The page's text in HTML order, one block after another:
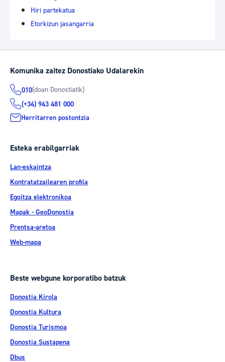
Hiri partekatua
Etorkizun jasangarria
Komunika zaitez Donostiako Udalarekin
010(doan Donostiatik)
(+34) 943 481 000
Herritarren postontzia
Esteka erabilgarriak
Lan-eskaintza
Kontratatzailearen profila
Egoitza elektronikoa
Mapak - GeoDonostia
Prentsa-aretoa
Web-mapa
Beste webgune korporatibo batzuk
Donostia Kirola
Donostia Kultura
Donostia Turismoa
Donostia Sustapena
Dbus